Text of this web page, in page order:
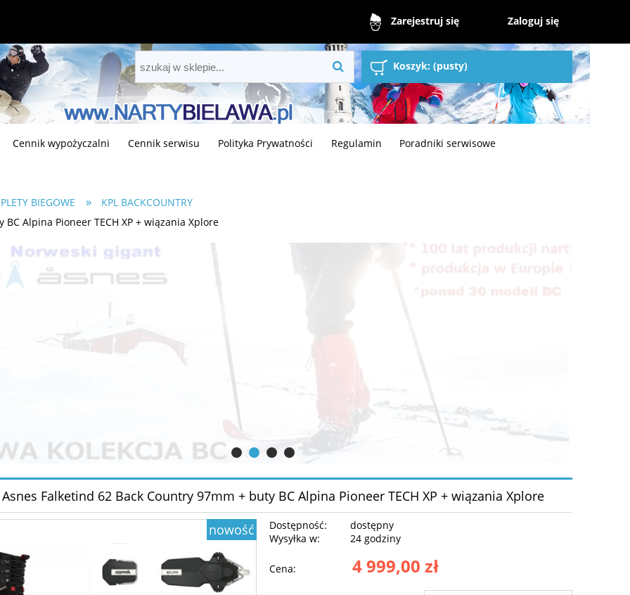
Zarejestruj się Zaloguj się
Koszyk: (pusty)
Cennik wypożyczalni Cennik serwisu Polityka Prywatności Regulamin Poradniki serwisowe
BIEGOWE »
KPL BACKCOUNTRY
Alpina Pioneer TECH XP + wiązania Xplore
Falketind 62 Back Country 97mm + buty BC Alpina Pioneer TECH XP + wiązania Xplore
nowość
Dostępność:
dostępny
Wysyłka w:
24 godziny
Cena: 4 999,00 zł